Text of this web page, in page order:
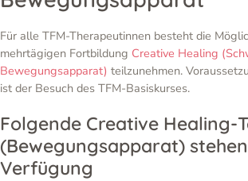
Für alle TFM-Therapeutinnen besteht die
mehrtägigen Fortbildung Creative Healing
Bewegungsapparat) teilzunehmen.
ist der Besuch des TFM-Basiskurses.
Folgende Creative Healing-
(Bewegungsapparat)
Verfügung